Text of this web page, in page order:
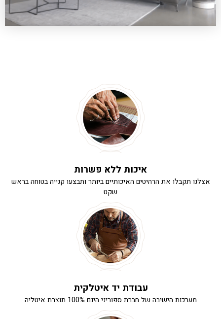
איכות ללא פשרות
אצלנו תקבלו את הרהיטים האיכותיים ביותר ותבצעו קנייה בטוחה בראש
שקט
עבודת יד איטלקית
מערכות הישיבה של חברת ספוריני הינם 100% תוצרת איטליה